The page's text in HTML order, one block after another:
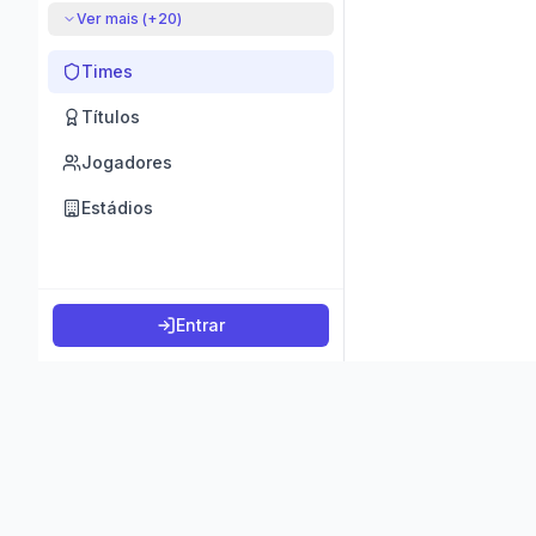
Ver mais (+20)
Times
Títulos
Jogadores
Estádios
Entrar